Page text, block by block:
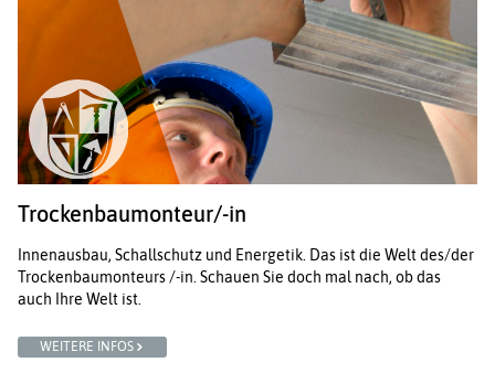
Trockenbaumonteur/-in
Innenausbau, Schallschutz und Energetik. Das ist die Welt des/der
Trockenbaumonteurs /-in. Schauen Sie doch mal nach, ob das
auch Ihre Welt ist.
WEITERE INFOS